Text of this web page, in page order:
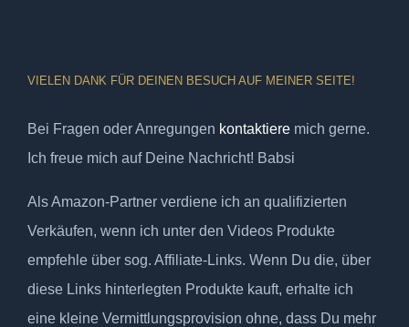
VIELEN DANK FÜR DEINEN BESUCH AUF MEINER SEITE!
Bei Fragen oder Anregungen kontaktiere mich gerne.
Ich freue mich auf Deine Nachricht! Babsi
Als Amazon-Partner verdiene ich an qualifizierten
Verkäufen, wenn ich unter den Videos Produkte
empfehle über sog. Affiliate-Links. Wenn Du die, über
diese Links hinterlegten Produkte kauft, erhalte ich
eine kleine Vermittlungsprovision ohne, dass Du mehr